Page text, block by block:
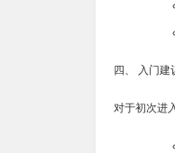
四、 入门建
对于初次进